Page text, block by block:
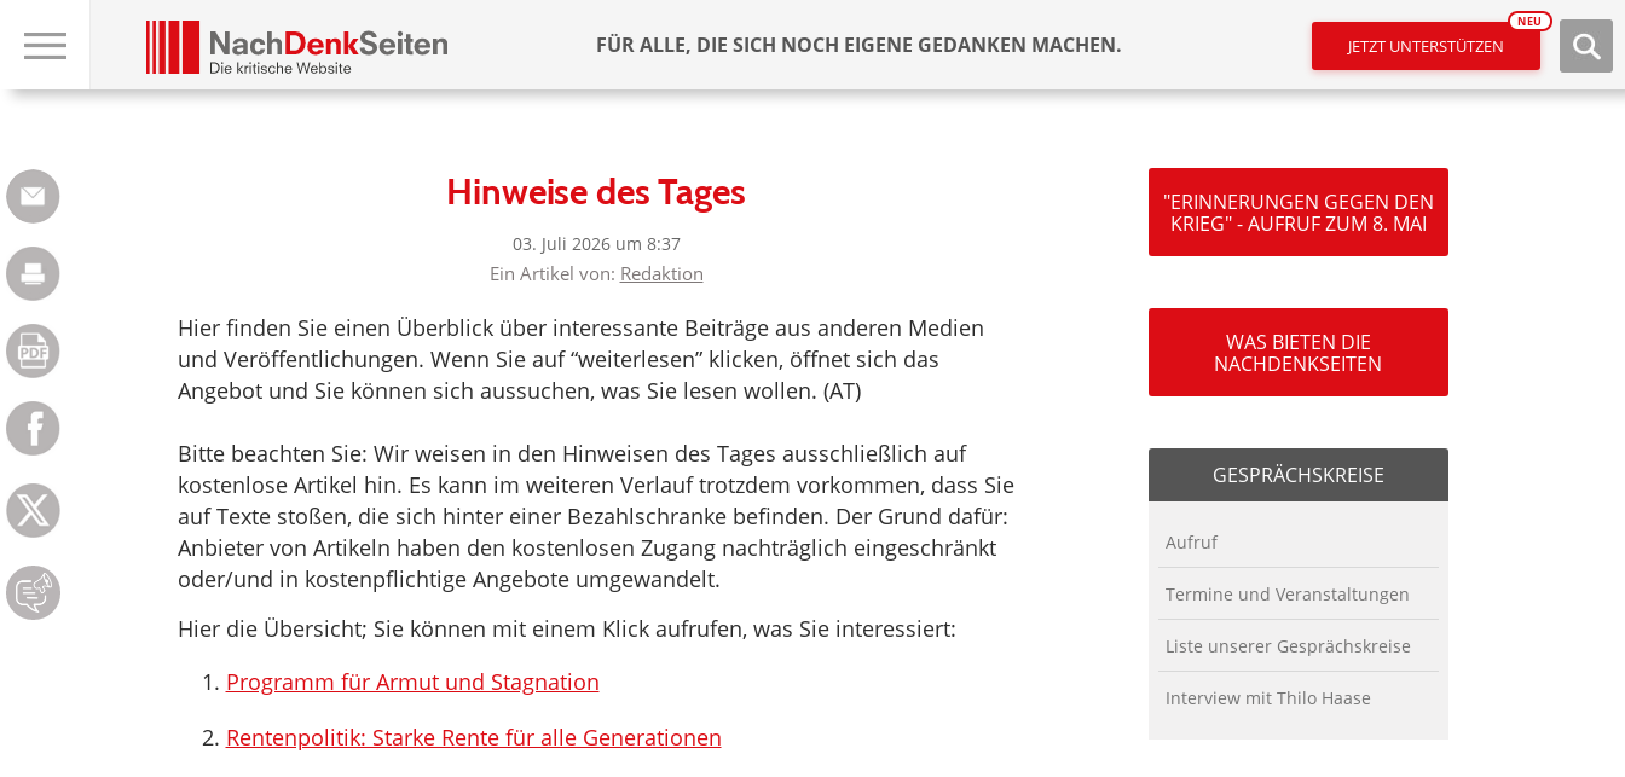
FÜR ALLE, DIE SICH NOCH EIGENE GEDANKEN MACHEN. JETZT UNTERSTÜTZEN
NEU
Hinweise des Tages
03. Juli 2026 um 8:37
Ein Artikel von: Redaktion
Hier finden Sie einen Überblick über interessante Beiträge aus anderen Medien
und Veröffentlichungen. Wenn Sie auf “weiterlesen” klicken, öffnet sich das
Angebot und Sie können sich aussuchen, was Sie lesen wollen. (AT)
Bitte beachten Sie: Wir weisen in den Hinweisen des Tages ausschließlich auf
kostenlose Artikel hin. Es kann im weiteren Verlauf trotzdem vorkommen, dass Sie
auf Texte stoßen, die sich hinter einer Bezahlschranke befinden. Der Grund dafür:
Anbieter von Artikeln haben den kostenlosen Zugang nachträglich eingeschränkt
oder/und in kostenpflichtige Angebote umgewandelt.
Hier die Übersicht; Sie können mit einem Klick aufrufen, was Sie interessiert:
Programm für Armut und Stagnation
Rentenpolitik: Starke Rente für alle Generationen
"ERINNERUNGEN GEGEN DEN
KRIEG" - AUFRUF ZUM 8. MAI
WAS BIETEN DIE
NACHDENKSEITEN
GESPRÄCHSKREISE
Aufruf
Termine und Veranstaltungen
Liste unserer Gesprächskreise
Interview mit Thilo Haase